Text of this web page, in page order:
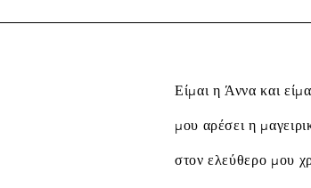
Είμαι η Άννα και
μου αρέσει η
στον ελεύθερο μου